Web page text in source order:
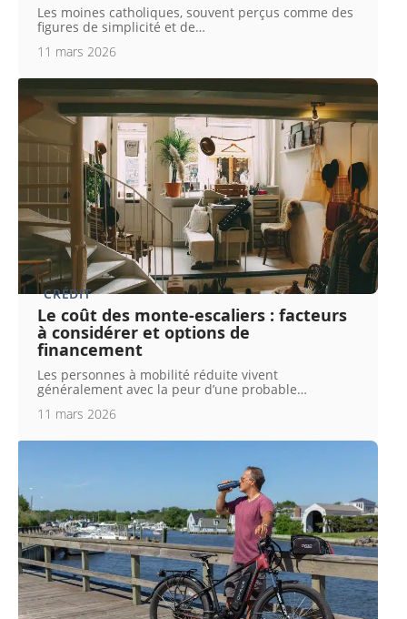
Les moines catholiques, souvent perçus comme des
figures de simplicité et de…
11 mars 2026
CRÉDIT
Le coût des monte-escaliers : facteurs
à considérer et options de
financement
Les personnes à mobilité réduite vivent
généralement avec la peur d’une probable…
11 mars 2026